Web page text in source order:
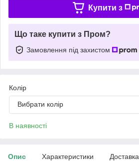
Купити з
Що таке купити з Пром?
Замовлення під захистом
Колір
Вибрати колір
В наявності
Опис Характеристики Доставка